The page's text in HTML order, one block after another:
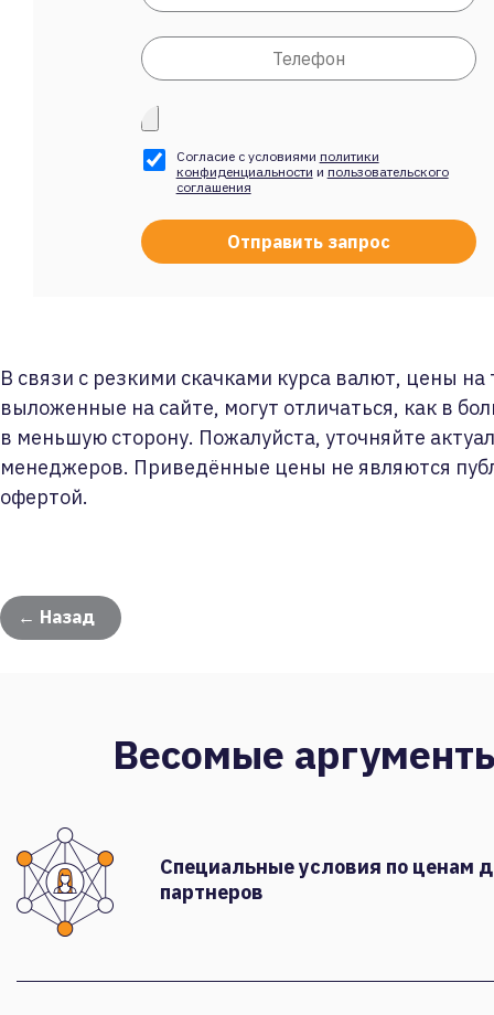
Согласие с условиями политики
конфиденциальности и пользовательского
соглашения
В связи с резкими скачками курса валют, цены на
выложенные на сайте, могут отличаться, как в
в меньшую сторону. Пожалуйста, уточняйте
менеджеров. Приведённые цены не являются
офертой.
← Назад
Весомые
Специальные условия по ценам
партнеров